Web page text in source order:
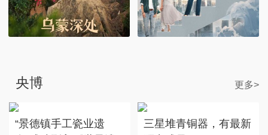
央博 更多>
“景德镇手工瓷业遗
三星堆青铜器，有最新